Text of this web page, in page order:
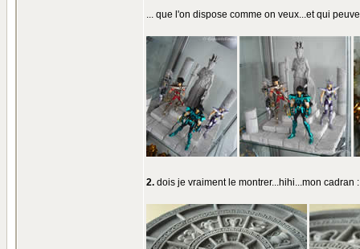
... que l'on dispose comme on veux...et qui
2. dois je vraiment le montrer...hihi...mon cadran :